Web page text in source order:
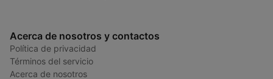
Acerca de nosotros y contactos
Política de privacidad
Términos del servicio
Acerca de nosotros